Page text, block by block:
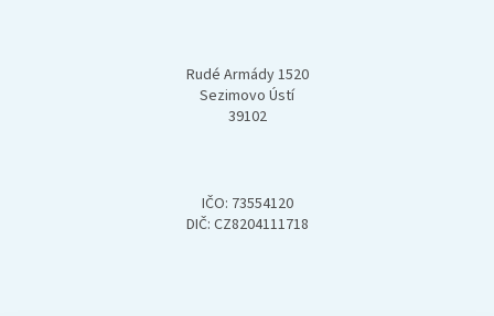
Rudé Armády 1520
Sezimovo Ústí
39102
IČO: 73554120
DIČ: CZ8204111718